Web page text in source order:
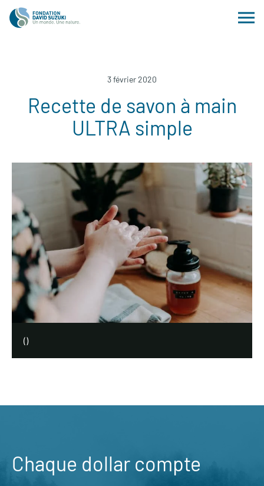
3 février 2020
Recette de savon à main
ULTRA simple
()
Chaque dollar compte